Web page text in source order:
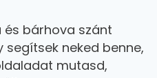
és bárhova szánt
neked benne,
mutasd,